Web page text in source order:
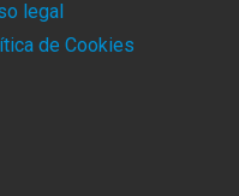
legal
de Cookies